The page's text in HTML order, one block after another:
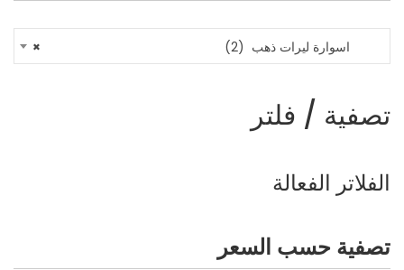
× اسوارة ليرات ذهب (2)
تصفية / فلتر
الفلاتر الفعالة
تصفية حسب السعر